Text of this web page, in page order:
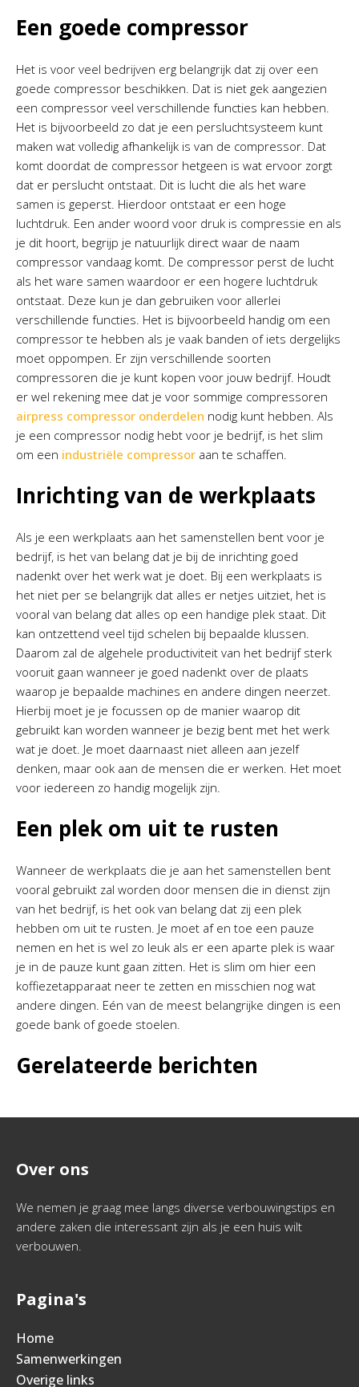
Een goede compressor
Het is voor veel bedrijven erg belangrijk dat zij over een
goede compressor beschikken. Dat is niet gek aangezien
een compressor veel verschillende functies kan hebben.
Het is bijvoorbeeld zo dat je een persluchtsysteem kunt
maken wat volledig afhankelijk is van de compressor. Dat
komt doordat de compressor hetgeen is wat ervoor zorgt
dat er perslucht ontstaat. Dit is lucht die als het ware
samen is geperst. Hierdoor ontstaat er een hoge
luchtdruk. Een ander woord voor druk is compressie en als
je dit hoort, begrijp je natuurlijk direct waar de naam
compressor vandaag komt. De compressor perst de lucht
als het ware samen waardoor er een hogere luchtdruk
ontstaat. Deze kun je dan gebruiken voor allerlei
verschillende functies. Het is bijvoorbeeld handig om een
compressor te hebben als je vaak banden of iets dergelijks
moet oppompen. Er zijn verschillende soorten
compressoren die je kunt kopen voor jouw bedrijf. Houdt
er wel rekening mee dat je voor sommige compressoren
airpress compressor onderdelen nodig kunt hebben. Als
je een compressor nodig hebt voor je bedrijf, is het slim
om een industriële compressor aan te schaffen.
Inrichting van de werkplaats
Als je een werkplaats aan het samenstellen bent voor je
bedrijf, is het van belang dat je bij de inrichting goed
nadenkt over het werk wat je doet. Bij een werkplaats is
het niet per se belangrijk dat alles er netjes uitziet, het is
vooral van belang dat alles op een handige plek staat. Dit
kan ontzettend veel tijd schelen bij bepaalde klussen.
Daarom zal de algehele productiviteit van het bedrijf sterk
vooruit gaan wanneer je goed nadenkt over de plaats
waarop je bepaalde machines en andere dingen neerzet.
Hierbij moet je je focussen op de manier waarop dit
gebruikt kan worden wanneer je bezig bent met het werk
wat je doet. Je moet daarnaast niet alleen aan jezelf
denken, maar ook aan de mensen die er werken. Het moet
voor iedereen zo handig mogelijk zijn.
Een plek om uit te rusten
Wanneer de werkplaats die je aan het samenstellen bent
vooral gebruikt zal worden door mensen die in dienst zijn
van het bedrijf, is het ook van belang dat zij een plek
hebben om uit te rusten. Je moet af en toe een pauze
nemen en het is wel zo leuk als er een aparte plek is waar
je in de pauze kunt gaan zitten. Het is slim om hier een
koffiezetapparaat neer te zetten en misschien nog wat
andere dingen. Eén van de meest belangrijke dingen is een
goede bank of goede stoelen.
Gerelateerde berichten
Over ons
We nemen je graag mee langs diverse verbouwingstips en
andere zaken die interessant zijn als je een huis wilt
verbouwen.
Pagina's
Home
Samenwerkingen
Overige links